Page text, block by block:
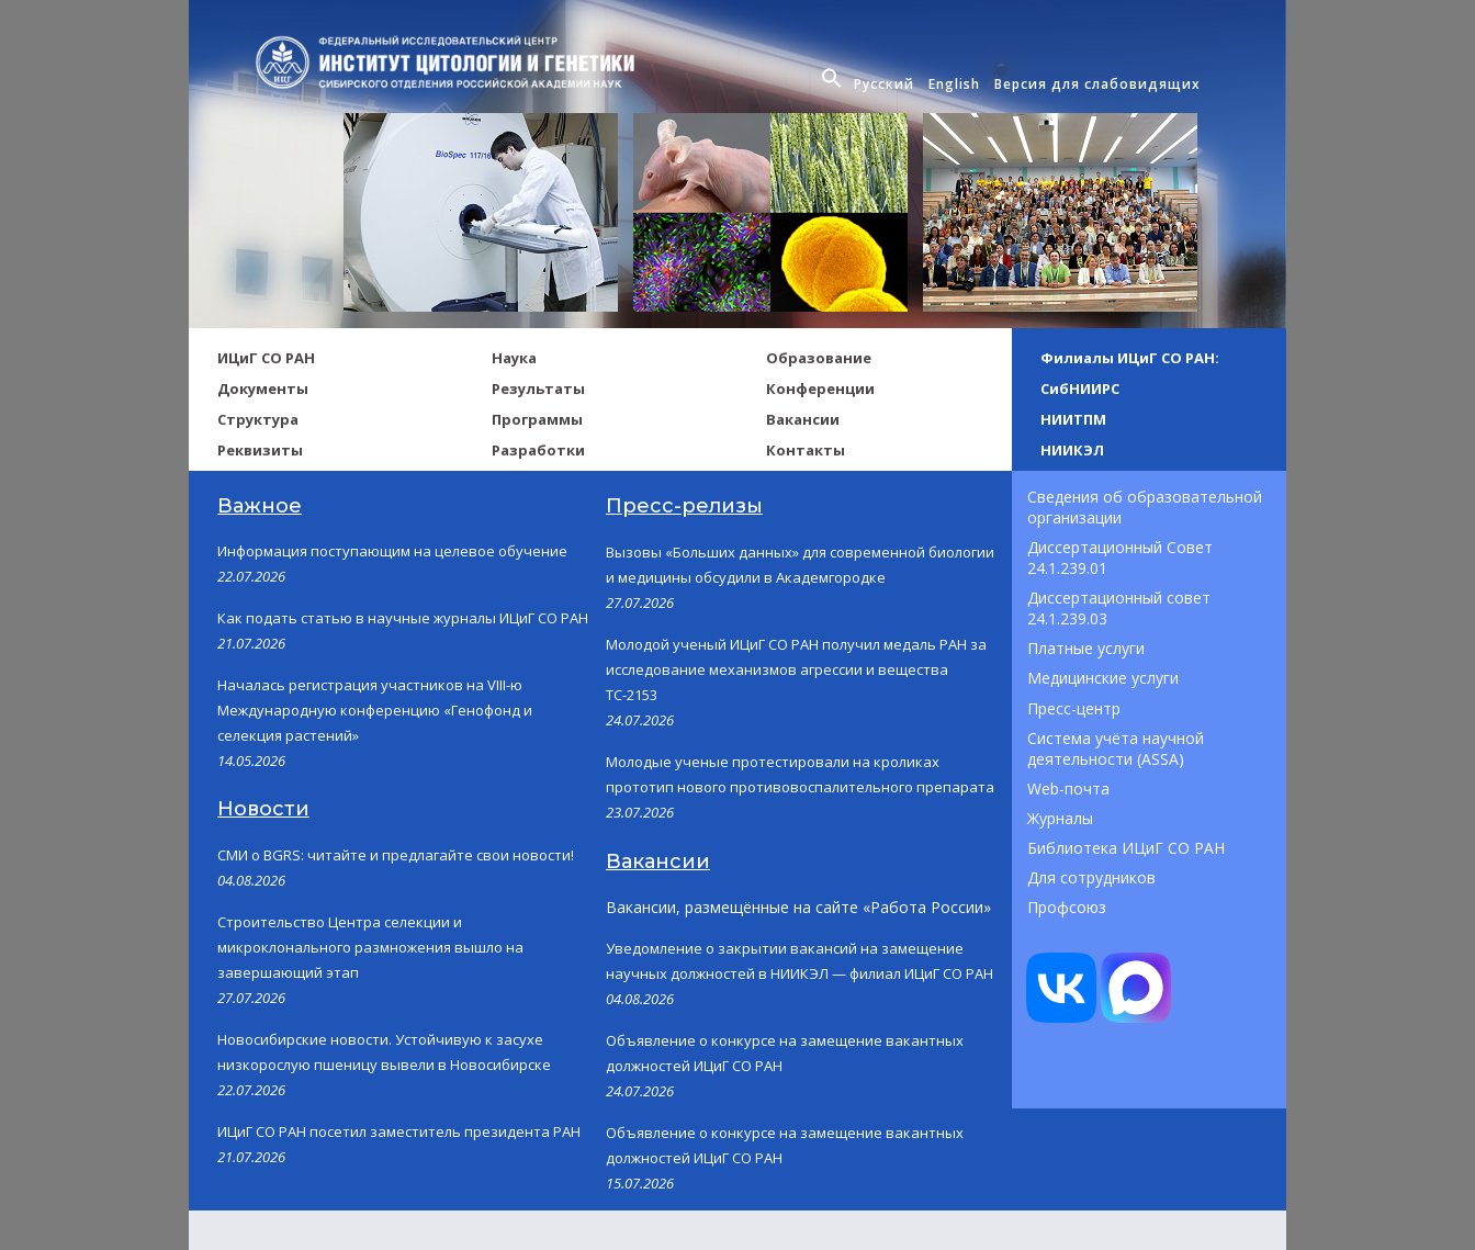
Русский English Версия для слабовидящих
ИЦиГ СО РАН
Документы
Структура
Реквизиты
Наука
Результаты
Программы
Разработки
Образование
Конференции
Вакансии
Контакты
Филиалы ИЦиГ СО РАН:
СибНИИРС
НИИТПМ
НИИКЭЛ
Важное
Информация поступающим на целевое обучение
22.07.2026
Как подать статью в научные журналы ИЦиГ СО РАН
21.07.2026
Началась регистрация участников на VIII-ю
Международную конференцию «Генофонд и
селекция растений»
14.05.2026
Новости
СМИ о BGRS: читайте и предлагайте свои новости!
04.08.2026
Строительство Центра селекции и
микроклонального размножения вышло на
завершающий этап
27.07.2026
Новосибирские новости. Устойчивую к засухе
низкорослую пшеницу вывели в Новосибирске
22.07.2026
ИЦиГ СО РАН посетил заместитель президента РАН
21.07.2026
Пресс-релизы
Вызовы «Больших данных» для современной биологии
и медицины обсудили в Академгородке
27.07.2026
Молодой ученый ИЦиГ СО РАН получил медаль РАН за
исследование механизмов агрессии и вещества
ТС-2153
24.07.2026
Молодые ученые протестировали на кроликах
прототип нового противовоспалительного препарата
23.07.2026
Вакансии
Вакансии, размещённые на сайте «Работа России»
Уведомление о закрытии вакансий на замещение
научных должностей в НИИКЭЛ — филиал ИЦиГ СО РАН
04.08.2026
Объявление о конкурсе на замещение вакантных
должностей ИЦиГ СО РАН
24.07.2026
Объявление о конкурсе на замещение вакантных
должностей ИЦиГ СО РАН
15.07.2026
Сведения об образовательной
организации
Диссертационный Совет
24.1.239.01
Диссертационный совет
24.1.239.03
Платные услуги
Медицинские услуги
Пресс-центр
Система учёта научной
деятельности (ASSA)
Web-почта
Журналы
Библиотека ИЦиГ СО РАН
Для сотрудников
Профсоюз